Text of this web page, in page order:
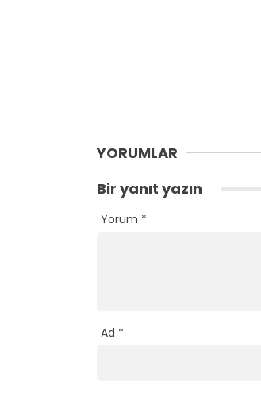
YORUMLAR
Bir yanıt yazın
Yorum *
Ad *